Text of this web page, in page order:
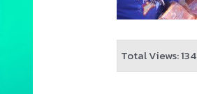
Total Views: 134